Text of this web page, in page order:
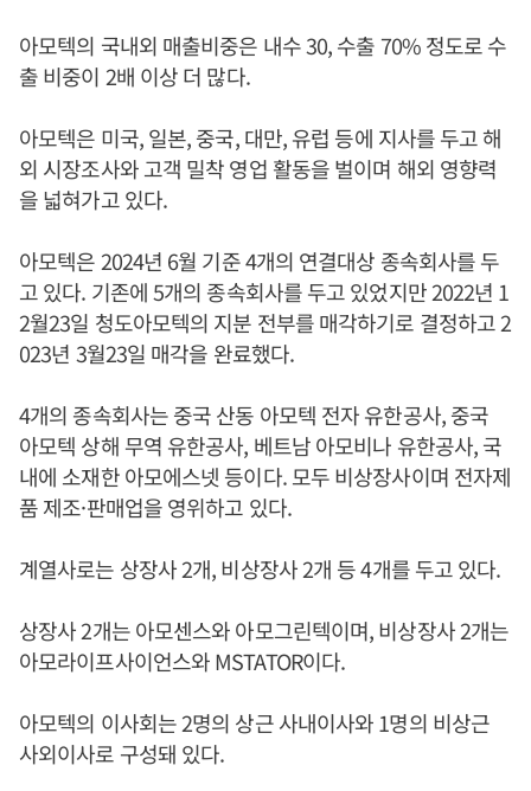
아모텍의 국내외 매출비중은 내수 30, 수출 70% 정도로 수
출 비중이 2배 이상 더 많다.
아모텍은 미국, 일본, 중국, 대만, 유럽 등에 지사를 두고 해
외 시장조사와 고객 밀착 영업 활동을 벌이며 해외 영향력
을 넓혀가고 있다.
아모텍은 2024년 6월 기준 4개의 연결대상 종속회사를 두
고 있다. 기존에 5개의 종속회사를 두고 있었지만 2022년 1
2월23일 청도아모텍의 지분 전부를 매각하기로 결정하고 2
023년 3월23일 매각을 완료했다.
4개의 종속회사는 중국 산동 아모텍 전자 유한공사, 중국
아모텍 상해 무역 유한공사, 베트남 아모비나 유한공사, 국
내에 소재한 아모에스넷 등이다. 모두 비상장사이며 전자제
품 제조·판매업을 영위하고 있다.
계열사로는 상장사 2개, 비상장사 2개 등 4개를 두고 있다.
상장사 2개는 아모센스와 아모그린텍이며, 비상장사 2개는
아모라이프사이언스와 MSTATOR이다.
아모텍의 이사회는 2명의 상근 사내이사와 1명의 비상근
사외이사로 구성돼 있다.